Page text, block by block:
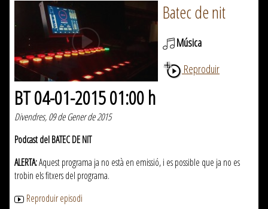
Batec de nit
Música
Reproduir
BT 04-01-2015 01:00 h
Divendres, 09 de Gener de 2015
Podcast del BATEC DE NIT
ALERTA:Aquest programa ja no està en emissió, i es possible que ja no es
trobin els fitxers del programa.
Reproduir episodi